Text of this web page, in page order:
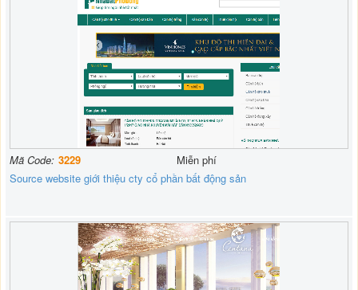
Mã Code: 3229
Miễn phí
Source website giới thiệu cty cổ phần bất động sản